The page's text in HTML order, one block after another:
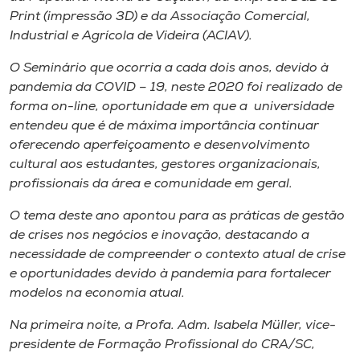
Selecione
o idioma
A+
A-
Print (impressão 3D) e da Associação Comercial,
Industrial e Agrícola de Videira (ACIAV).
O Seminário que ocorria a cada dois anos, devido à
pandemia da COVID – 19, neste 2020 foi realizado de
forma on-line, oportunidade em que a universidade
entendeu que é de máxima importância continuar
oferecendo aperfeiçoamento e desenvolvimento
cultural aos estudantes, gestores organizacionais,
profissionais da área e comunidade em geral.
O tema deste ano apontou para as práticas de gestão
de crises nos negócios e inovação, destacando a
necessidade de compreender o contexto atual de crise
e oportunidades devido à pandemia para fortalecer
modelos na economia atual.
Na primeira noite, a Profa. Adm. Isabela Müller, vice-
presidente de Formação Profissional do CRA/SC,